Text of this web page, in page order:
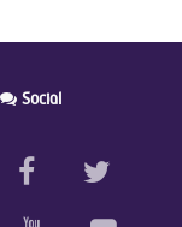
Social